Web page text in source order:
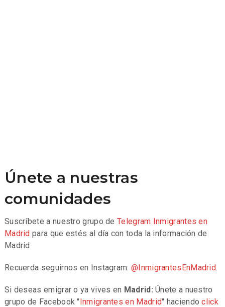
Únete a nuestras
comunidades
Suscríbete a nuestro grupo deTelegram Inmigrantes en
Madrid para que estés al día con toda la información de
Madrid
Recuerda seguirnos en Instagram: @InmigrantesEnMadrid.
Si deseas emigrar o ya vives en Madrid:Únete a nuestro
grupo de Facebook "Inmigrantes en Madrid" haciendoclick